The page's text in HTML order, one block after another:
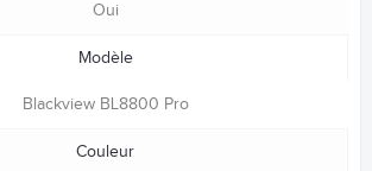
Oui
Modèle
Blackview BL8800 Pro
Couleur